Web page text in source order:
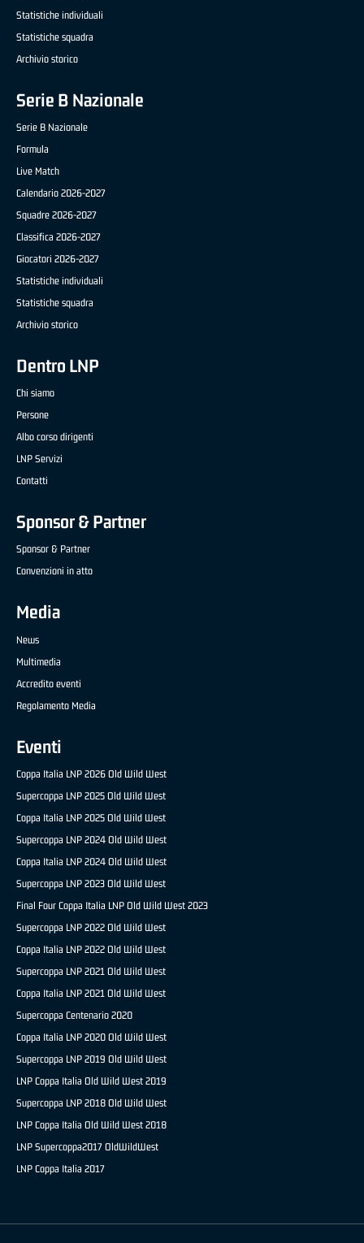
Statistiche individuali
Statistiche squadra
Archivio storico
Serie B Nazionale
Serie B Nazionale
Formula
Live Match
Calendario 2026-2027
Squadre 2026-2027
Classifica 2026-2027
Giocatori 2026-2027
Statistiche individuali
Statistiche squadra
Archivio storico
Dentro LNP
Chi siamo
Persone
Albo corso dirigenti
LNP Servizi
Contatti
Sponsor & Partner
Sponsor & Partner
Convenzioni in atto
Media
News
Multimedia
Accredito eventi
Regolamento Media
Eventi
Coppa Italia LNP 2026 Old Wild West
Supercoppa LNP 2025 Old Wild West
Coppa Italia LNP 2025 Old Wild West
Supercoppa LNP 2024 Old Wild West
Coppa Italia LNP 2024 Old Wild West
Supercoppa LNP 2023 Old Wild West
Final Four Coppa Italia LNP Old Wild West 2023
Supercoppa LNP 2022 Old Wild West
Coppa Italia LNP 2022 Old Wild West
Supercoppa LNP 2021 Old Wild West
Coppa Italia LNP 2021 Old Wild West
Supercoppa Centenario 2020
Coppa Italia LNP 2020 Old Wild West
Supercoppa LNP 2019 Old Wild West
LNP Coppa Italia Old Wild West 2019
Supercoppa LNP 2018 Old Wild West
LNP Coppa Italia Old Wild West 2018
LNP Supercoppa2017 OldWildWest
LNP Coppa Italia 2017